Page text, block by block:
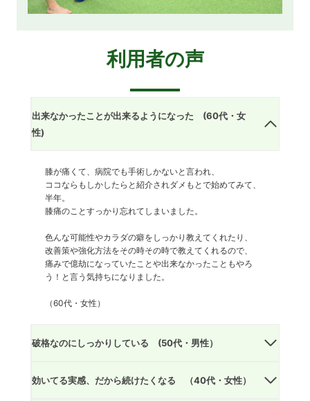
利用者の声
出来なかったことが出来るようになった (60代・女
性)
膝が痛くて、病院でも手術しかないと言われ、
ココならもしかしたらと紹介されダメもとで始めてみて、
半年。
膝痛のことすっかり忘れてしまいました。
色んな可能性やカラダの癖をしっかり教えてくれたり、
改善策や強化方法をその時その時で教えてくれるので、
痛みで億劫になっていたことや出来なかったこともやろ
う！と言う気持ちになりました。
（60代・女性）
破格なのにしっかりしている (50代・男性）
効いてる実感、だから続けたくなる （40代・女性）